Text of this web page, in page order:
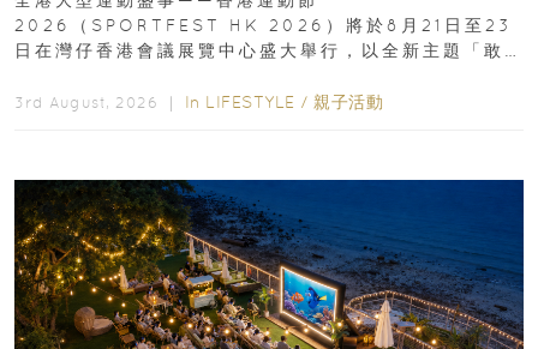
2026（SPORTFEST HK 2026）將於8月21日至23
日在灣仔香港會議展覽中心盛大舉行，以全新主題「敢
3rd August, 2026 ｜ In LIFESTYLE / 親子活動